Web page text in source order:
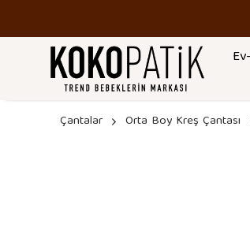
Çantalar Orta Boy Kreş Çantası